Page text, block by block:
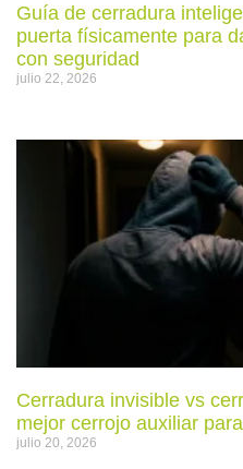
Guía de cerradura
puerta físicamente para
con seguridad
julio 22, 2026
Cerradura invisible vs
mejor cerrojo auxiliar
julio 20, 2026